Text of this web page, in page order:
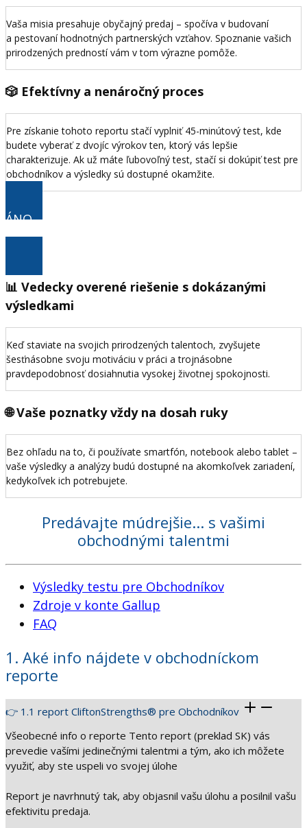
Vaša misia presahuje obyčajný predaj – spočíva v budovaní
a pestovaní hodnotných partnerských vzťahov. Spoznanie vašich
prirodzených predností vám v tom výrazne pomôže.
🎲 Efektívny a nenáročný proces
Pre získanie tohoto reportu stačí vyplniť 45-minútový test, kde
budete vyberať z dvojíc výrokov ten, ktorý vás lepšie
charakterizuje. Ak už máte ľubovoľný test, stačí si dokúpiť test pre
obchodníkov a výsledky sú dostupné okamžite.
ÁNO
💰CHCEM ZDVOJNÁSOBIŤ PREDAJE ZA 259€!
📊 Vedecky overené riešenie s dokázanými
výsledkami
Keď staviate na svojich prirodzených talentoch, zvyšujete
šesťnásobne svoju motiváciu v práci a trojnásobne
pravdepodobnosť dosiahnutia vysokej životnej spokojnosti.
🌐 Vaše poznatky vždy na dosah ruky
Bez ohľadu na to, či používate smartfón, notebook alebo tablet –
vaše výsledky a analýzy budú dostupné na akomkoľvek zariadení,
kedykoľvek ich potrebujete.
Predávajte múdrejšie... s vašimi
obchodnými talentmi
Výsledky testu pre Obchodníkov
Zdroje v konte Gallup
FAQ
1. Aké info nájdete v obchodníckom
reporte
👉 1.1 report CliftonStrengths® pre Obchodníkov
Všeobecné info o reporte Tento report (preklad SK) vás
prevedie vašími jedinečnými talentmi a tým, ako ich môžete
využiť, aby ste uspeli vo svojej úlohe
Report je navrhnutý tak, aby objasnil vašu úlohu a posilnil vašu
efektivitu predaja.